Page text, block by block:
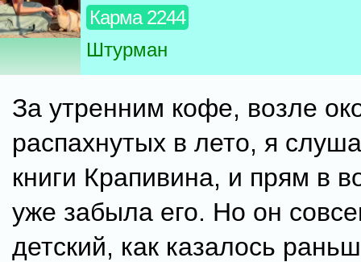
Карма 2244
Штурман
За утренним кофе, возле
распахнутых в лето, я
книги Крапивина, и прям в
уже забыла его. Но он
детский, как казалось